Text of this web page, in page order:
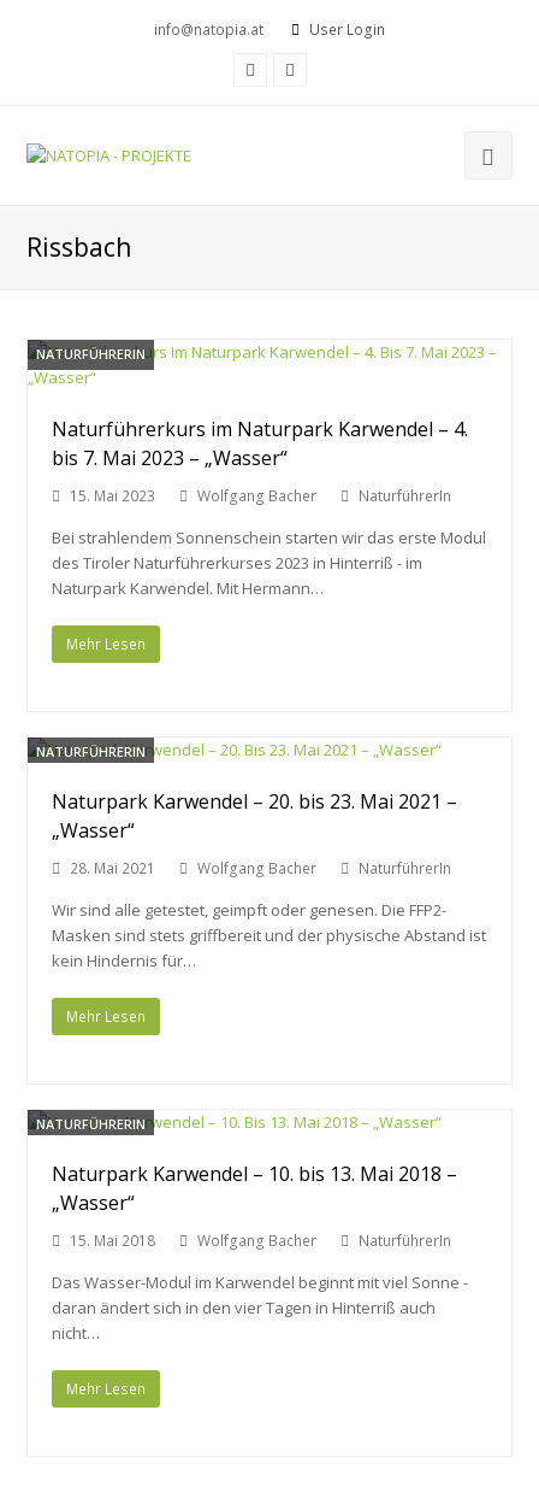
info@natopia.at User Login
Facebook
Rissbach
NATURFÜHRERIN
Naturführerkurs im Naturpark Karwendel – 4.
bis 7. Mai 2023 – „Wasser“
15. Mai 2023 Wolfgang Bacher NaturführerIn
Bei strahlendem Sonnenschein starten wir das erste Modul
des Tiroler Naturführerkurses 2023 in Hinterriß - im
Naturpark Karwendel. Mit Hermann…
Mehr Lesen
NATURFÜHRERIN
Naturpark Karwendel – 20. bis 23. Mai 2021 –
„Wasser“
28. Mai 2021 Wolfgang Bacher NaturführerIn
Wir sind alle getestet, geimpft oder genesen. Die FFP2-
Masken sind stets griffbereit und der physische Abstand ist
kein Hindernis für…
Mehr Lesen
NATURFÜHRERIN
Naturpark Karwendel – 10. bis 13. Mai 2018 –
„Wasser“
15. Mai 2018 Wolfgang Bacher NaturführerIn
Das Wasser-Modul im Karwendel beginnt mit viel Sonne -
daran ändert sich in den vier Tagen in Hinterriß auch
nicht…
Mehr Lesen